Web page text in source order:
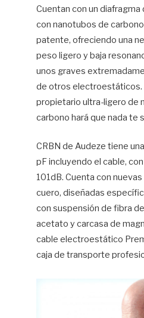
Cuentan con un
con nanotubos de
patente, ofreciendo una
peso ligero y baja
unos graves
de otros electroestáticos.
propietario ultra-ligero de
carbono hará que nada te
CRBN de Audeze tiene
pF incluyendo el cable,
101dB. Cuenta con
cuero, diseñadas
con suspensión de fibra
acetato y carcasa de
cable electroestático
caja de transporte